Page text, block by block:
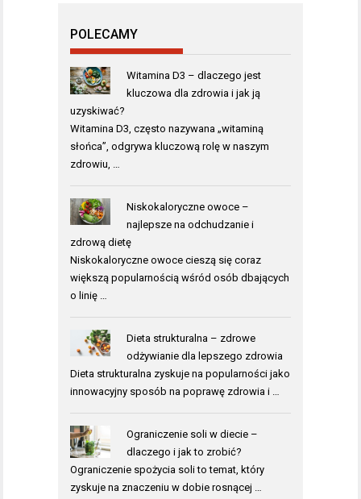
POLECAMY
Witamina D3 – dlaczego jest
kluczowa dla zdrowia i jak ją
uzyskiwać?
Witamina D3, często nazywana „witaminą
słońca”, odgrywa kluczową rolę w naszym
zdrowiu, …
Niskokaloryczne owoce –
najlepsze na odchudzanie i
zdrową dietę
Niskokaloryczne owoce cieszą się coraz
większą popularnością wśród osób dbających
o linię …
Dieta strukturalna – zdrowe
odżywianie dla lepszego zdrowia
Dieta strukturalna zyskuje na popularności jako
innowacyjny sposób na poprawę zdrowia i …
Ograniczenie soli w diecie –
dlaczego i jak to zrobić?
Ograniczenie spożycia soli to temat, który
zyskuje na znaczeniu w dobie rosnącej …